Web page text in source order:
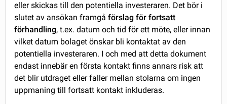
eller skickas till den potentiella investeraren. Det bör i
slutet av ansökan framgåförslag för fortsatt
förhandling, t.ex. datum och tid för ett möte, eller innan
vilket datum bolaget önskar bli kontaktat av den
potentiella investeraren. I och med att detta dokument
endast innebär en första kontakt finns annars risk att
det blir utdraget eller faller mellan stolarna om ingen
uppmaning till fortsatt kontakt inkluderas.